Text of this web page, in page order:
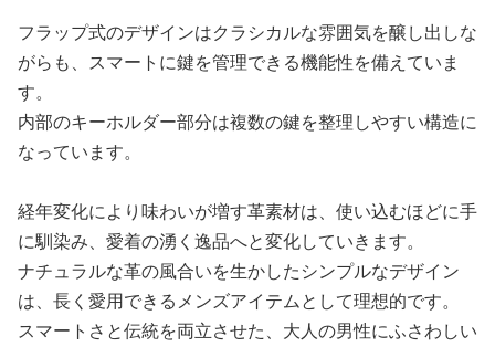
フラップ式のデザインはクラシカルな雰囲気を醸し出しな
がらも、スマートに鍵を管理できる機能性を備えていま
す。
内部のキーホルダー部分は複数の鍵を整理しやすい構造に
なっています。
経年変化により味わいが増す革素材は、使い込むほどに手
に馴染み、愛着の湧く逸品へと変化していきます。
ナチュラルな革の風合いを生かしたシンプルなデザイン
は、長く愛用できるメンズアイテムとして理想的です。
スマートさと伝統を両立させた、大人の男性にふさわしい